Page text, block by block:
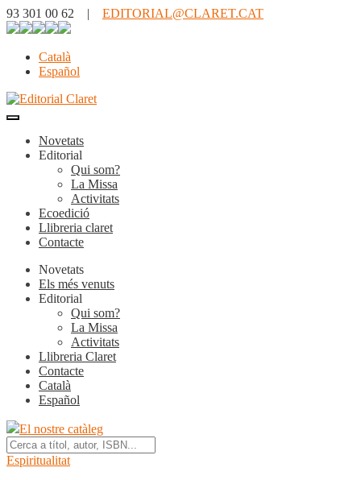
93 301 00 62 | EDITORIAL@CLARET.CAT
Català
Español
Novetats
Editorial
Qui som?
La Missa
Activitats
Ecoedició
Llibreria claret
Contacte
Novetats
Els més venuts
Editorial
Qui som?
La Missa
Activitats
Llibreria Claret
Contacte
Català
Español
El nostre catàleg
Espiritualitat